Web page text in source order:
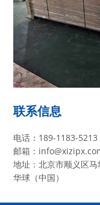
联系信息
电话：189-1183-5213
邮箱：
地址：北京市顺义区马
华球（中国）